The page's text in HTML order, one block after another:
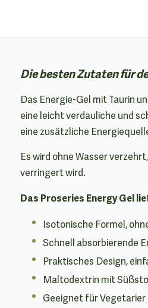
Die besten Zutaten für
Das Energie-Gel mit Taurin
eine leicht verdauliche und
eine zusätzliche
Es wird ohne Wasser
verringert wird.
Das Proseries Energy Gel
Isotonische Formel,
Schnell absorbierende
Praktisches Design,
Maltodextrin mit
Geeignet für Vegetarier